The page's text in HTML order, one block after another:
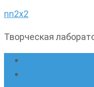
nn2x2
Творческая